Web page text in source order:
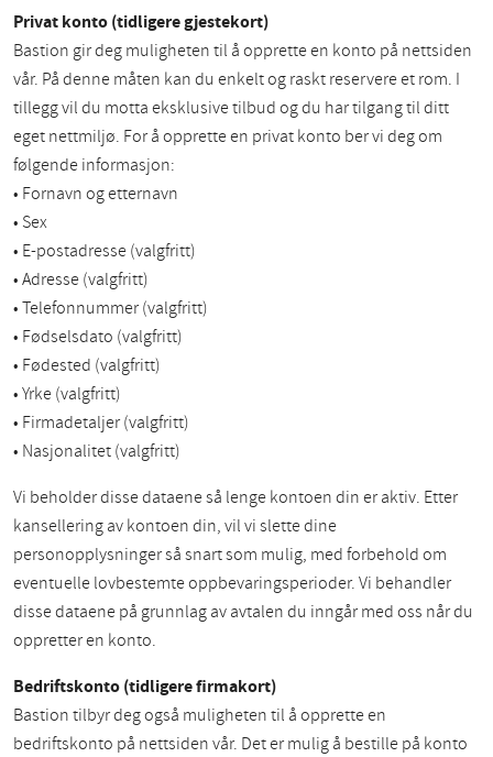
Privat konto (tidligere gjestekort)
Bastion gir deg muligheten til å opprette en konto på nettsiden
vår. På denne måten kan du enkelt og raskt reservere et rom. I
tillegg vil du motta eksklusive tilbud og du har tilgang til ditt
eget nettmiljø. For å opprette en privat konto ber vi deg om
følgende informasjon:
• Fornavn og etternavn
• Sex
• E-postadresse (valgfritt)
• Adresse (valgfritt)
• Telefonnummer (valgfritt)
• Fødselsdato (valgfritt)
• Fødested (valgfritt)
• Yrke (valgfritt)
• Firmadetaljer (valgfritt)
• Nasjonalitet (valgfritt)
Vi beholder disse dataene så lenge kontoen din er aktiv. Etter
kansellering av kontoen din, vil vi slette dine
personopplysninger så snart som mulig, med forbehold om
eventuelle lovbestemte oppbevaringsperioder. Vi behandler
disse dataene på grunnlag av avtalen du inngår med oss når du
oppretter en konto.
Bedriftskonto (tidligere firmakort)
Bastion tilbyr deg også muligheten til å opprette en
bedriftskonto på nettsiden vår. Det er mulig å bestille på konto